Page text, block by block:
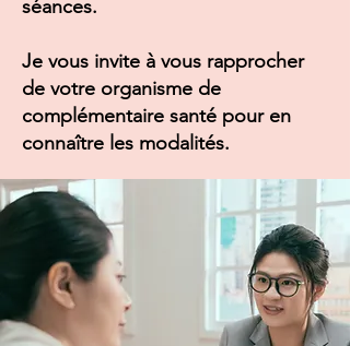
séances.
Je vous invite à vous rapprocher
de votre organisme de
complémentaire santé pour en
connaître les modalités.